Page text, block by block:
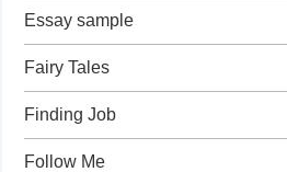
Essay sample
Fairy Tales
Finding Job
Follow Me